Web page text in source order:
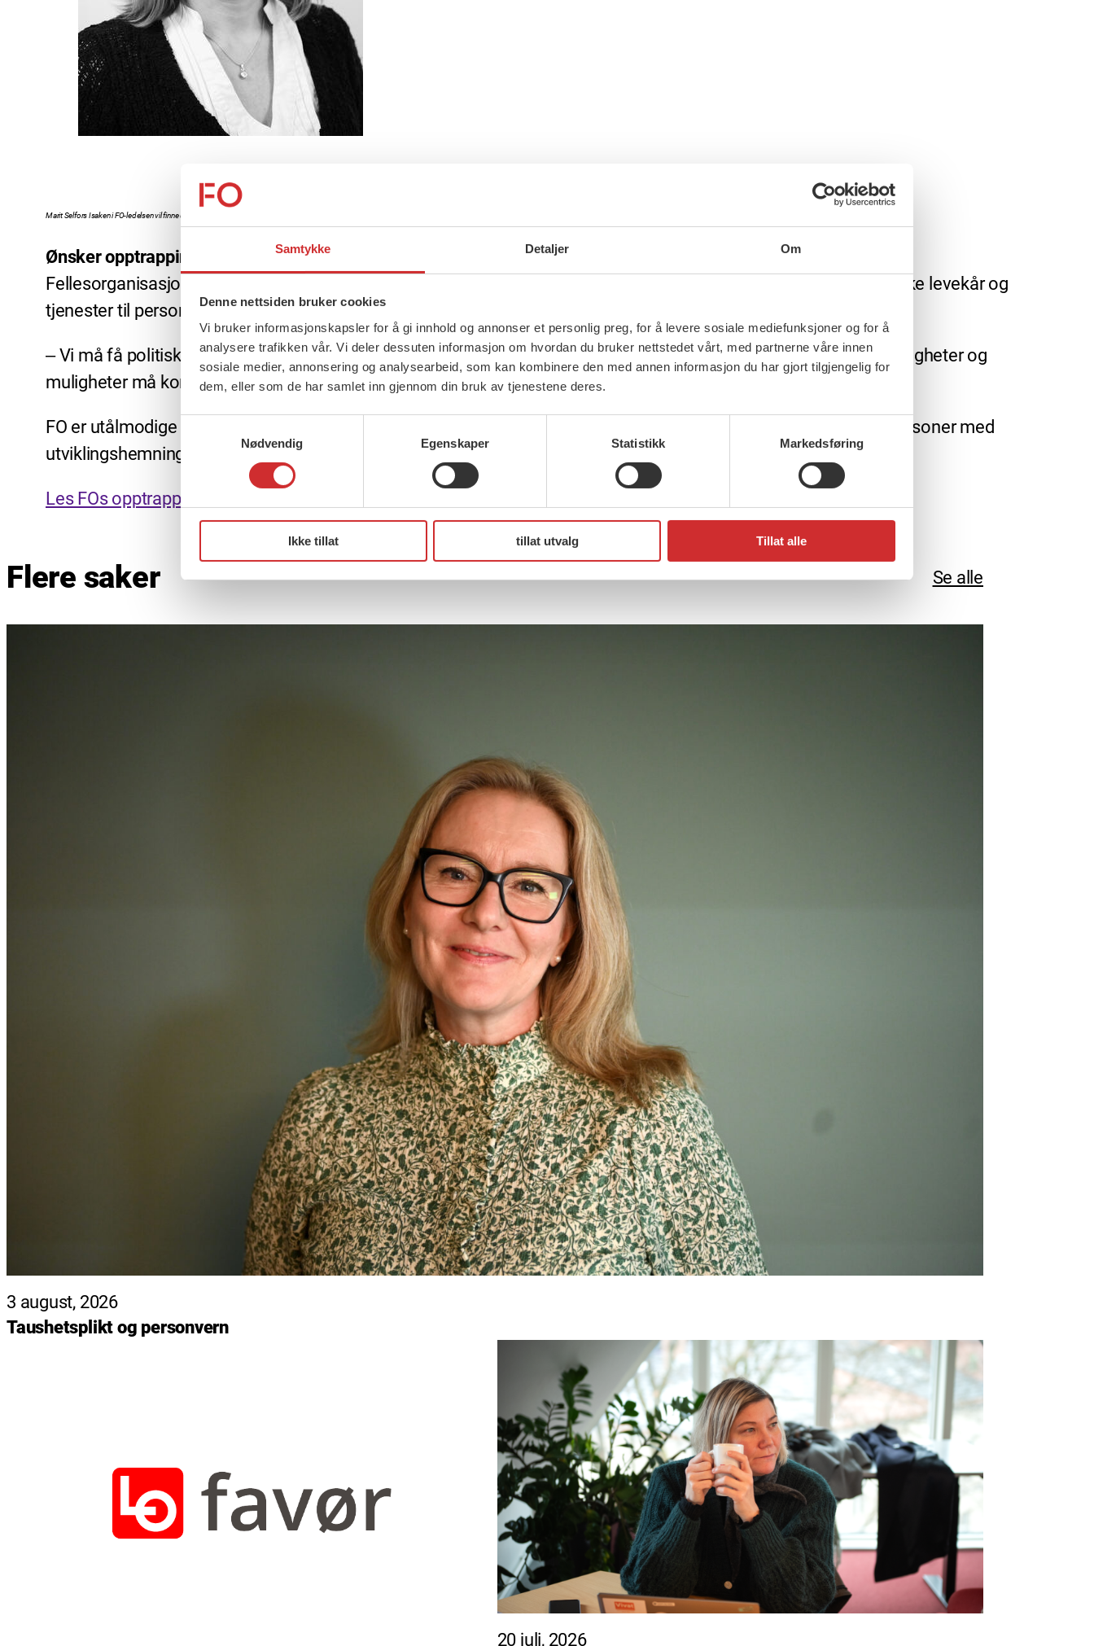
Samtykke Detaljer Om
Denne nettsiden bruker cookies
Vi bruker informasjonskapsler for å gi innhold og annonser et personlig preg, for å levere sosiale mediefunksjoner og for å
analysere trafikken vår. Vi deler dessuten informasjon om hvordan du bruker nettstedet vårt, med partnerne våre innen
sosiale medier, annonsering og analysearbeid, som kan kombinere den med annen informasjon du har gjort tilgjengelig for
dem, eller som de har samlet inn gjennom din bruk av tjenestene deres.
Nødvendig
Egenskaper Statistikk Markedsføring
Ikke tillat tillat utvalg Tillat alle
Marit Selfors Isaken i FO-ledelsen vil finne ut mer om hvem som jobber med utviklingshemmede. Du kan kanskje hjelpe.
Ønsker opptrappingsplan
Fellesorganisasjonen (FO) har lenge sagt at det er behov for en langsiktig og helhetlig opptrappingsplan for å styrke levekår og
tjenester til personer med utviklingshemning.
‒ Vi må få politisk vilje til å bedre situasjonen for personer med utviklingshemning og arbeidet med å sikre like rettigheter og
muligheter må komme i gang, fortsetter Isaksen.
FO er utålmodige og har derfor utarbeidet et eget forslag til helhetlig opptrappingsplan for kvalitet i tjenester til personer med
utviklingshemning. Den tar utgangspunkt i NOUen «På lik linje»
Les FOs opptrappingsplan her.
Flere saker Se alle
3 august, 2026
Taushetsplikt og personvern
20 juli, 2026